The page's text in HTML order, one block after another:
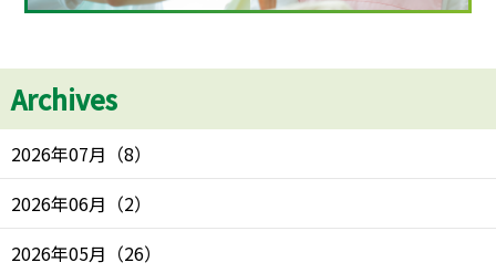
Archives
2026年07月 （8）
2026年06月 （2）
2026年05月 （26）